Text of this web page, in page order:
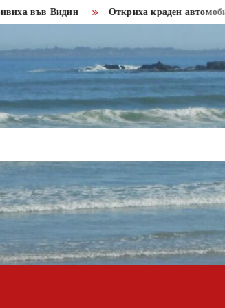
Видин Откриха краден автомобил